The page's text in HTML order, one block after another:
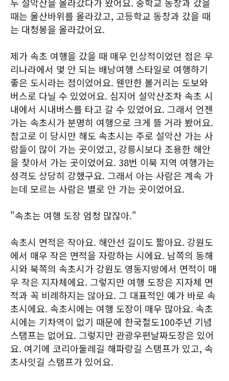
때는 울산바위를 올라갔고, 고등학교 동창과 갔을 때
는 대청봉을 올라갔어요.
제가 속초 여행을 갔을 때 매우 인상적이었던 점은 우
리나라에서 몇 안 되는 배낭여행 스타일로 여행하기
좋은 도시라는 점이었어요. 웬만한 볼거리는 도보와
버스로 다닐 수 있었어요. 심지어 설악산조차 속초 시
내에서 시내버스를 타고 갈 수 있었어요. 그래서 언젠
가는 속초시가 분명히 여행으로 크게 뜰 거라 봤어요.
참고로 이 당시만 해도 속초시는 주로 설악산 가는 사
람들이 많이 가는 곳이었고, 강릉시보다 조용한 해안
을 찾아서 가는 곳이었어요. 38번 이북 지역 여행가는
성격도 상당히 강했구요. 그래서 아는 사람은 계속 가
는데 모르는 사람은 별로 안 가는 곳이었어요.
"속초는 여행 도장 엄청 많잖아."
속초시 면적은 작아요. 해안선 길이도 짧아요. 강원도
에서 매우 작은 면적을 자랑하는 시에요. 남쪽의 동해
시와 북쪽의 속초시가 강원도 영동지방에서 면적이 매
우 작은 지자체에요. 그렇지만 여행 도장은 지자체 면
적과 꼭 비례하지는 않아요. 그 대표적인 예가 바로 속
초시에요. 속초시에는 여행 도장이 매우 많아요. 속초
시에는 기차역이 없기 때문에 한국철도100주년 기념
스탬프는 없어요. 그렇지만 관광우편날짜도장은 있어
요. 여기에 코리아둘레길 해파랑길 스탬프가 있고, 속
초사잇길 스탬프가 있어요.